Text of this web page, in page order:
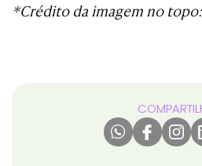
*Crédito da imagem no